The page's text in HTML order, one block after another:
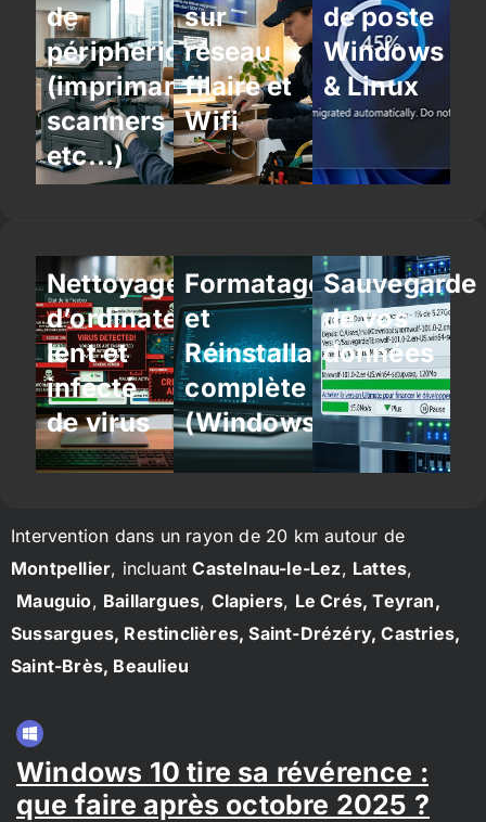
de
périphériques
(imprimantes,
scanners
etc…)
sur
réseau
filaire et
Wifi
de poste
Windows
& Linux
Nettoyage
d’ordinateur
lent et
infecté
de virus
Formatage
et
Réinstallation
complète
(Windows/Linux)
Sauvegarde
de vos
données
Intervention dans un rayon de 20 km autour de
Montpellier, incluantCastelnau-le-Lez, Lattes,
Mauguio, Baillargues, Clapiers, Le Crés, Teyran,
Sussargues, Restinclières, Saint-Drézéry, Castries,
Saint-Brès, Beaulieu
Windows 10 tire sa révérence :
que faire après octobre 2025 ?